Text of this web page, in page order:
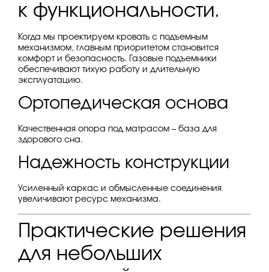
к функциональности.
Когда мы проектируем кровать с подъемным
механизмом, главным приоритетом становится
комфорт и безопасность. Газовые подъемники
обеспечивают тихую работу и длительную
эксплуатацию.
Ортопедическая основа
Качественная опора под матрасом – база для
здорового сна.
Надежность конструкции
Усиленный каркас и обмысленные соединения
увеличивают ресурс механизма.
Практические решения
для небольших